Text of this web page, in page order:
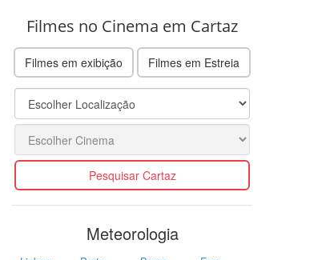
Filmes no Cinema em Cartaz
Filmes em exibição Filmes em Estreia
Pesquisar Cartaz
Meteorologia